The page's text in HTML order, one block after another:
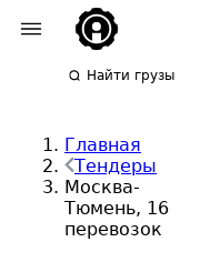
Найти грузы
Главная
Тендеры
Москва-
Тюмень, 16
перевозок